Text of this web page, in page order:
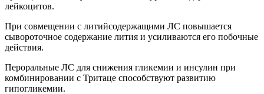
лейкоцитов.
При совмещении с литийсодержащими ЛС повышается
сывороточное содержание лития и усиливаются его побочные
действия.
Пероральные ЛС для снижения гликемии и инсулин при
комбинировании с Тритаце способствуют развитию
гипогликемии.